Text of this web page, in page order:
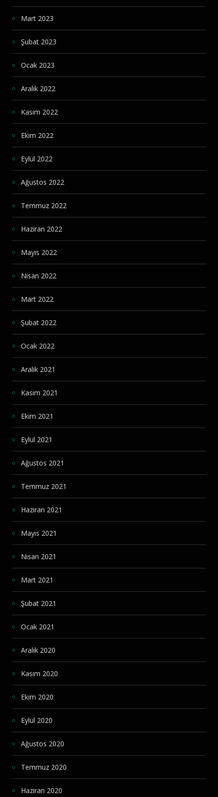
Mart 2023
Şubat 2023
Ocak 2023
Aralık 2022
Kasım 2022
Ekim 2022
Eylül 2022
Ağustos 2022
Temmuz 2022
Haziran 2022
Mayıs 2022
Nisan 2022
Mart 2022
Şubat 2022
Ocak 2022
Aralık 2021
Kasım 2021
Ekim 2021
Eylül 2021
Ağustos 2021
Temmuz 2021
Haziran 2021
Mayıs 2021
Nisan 2021
Mart 2021
Şubat 2021
Ocak 2021
Aralık 2020
Kasım 2020
Ekim 2020
Eylül 2020
Ağustos 2020
Temmuz 2020
Haziran 2020